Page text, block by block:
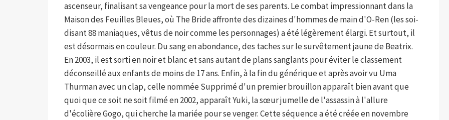
ascenseur, finalisant sa vengeance pour la mort de ses parents. Le combat impressionnant dans la
Maison des Feuilles Bleues, où The Bride affronte des dizaines d'hommes de main d'O-Ren (les soi-
disant 88 maniaques, vêtus de noir comme les personnages) a été légèrement élargi. Et surtout, il
est désormais en couleur. Du sang en abondance, des taches sur le survêtement jaune de Beatrix.
En 2003, il est sorti en noir et blanc et sans autant de plans sanglants pour éviter le classement
déconseillé aux enfants de moins de 17 ans. Enfin, à la fin du générique et après avoir vu Uma
Thurman avec un clap, celle nommée Supprimé d'un premier brouillon apparaît bien avant que
quoi que ce soit ne soit filmé en 2002, apparaît Yuki, la sœur jumelle de l'assassin à l'allure
d'écolière Gogo, qui cherche la mariée pour se venger. Cette séquence a été créée en novembre